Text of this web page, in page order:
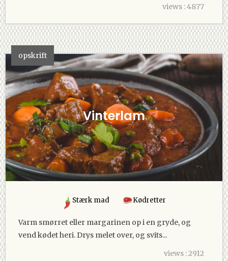
views : 4877
opskrift
Vinterlam
Stærk mad Kødretter
Varm smørret eller margarinen op i en gryde, og
vend kødet heri. Drys melet over, og svits...
views : 2912